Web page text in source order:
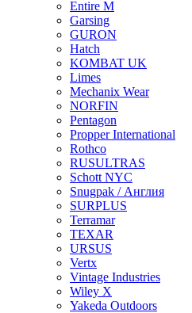
Entire M
Garsing
GURON
Hatch
KOMBAT UK
Limes
Mechanix Wear
NORFIN
Pentagon
Propper International
Rothco
RUSULTRAS
Schott NYC
Snugpak / Англия
SURPLUS
Terramar
TEXAR
URSUS
Vertx
Vintage Industries
Wiley X
Yakeda Outdoors